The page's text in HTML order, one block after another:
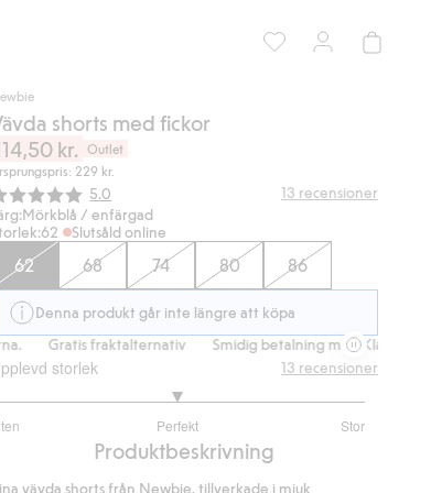
shorts med fickor
kr. Outlet
229 kr.
Snittbetyg:
5.0 13 recensioner
Mörkblå / enfärgad
62 Slutsåld online
62 68 74 80 86
Denna produkt går inte längre att köpa
Gratis fraktalternativ Smidig betalning med Klarna.
storlek
Perfekt Stor
13 recensioner
Produktbeskrivning
vävda shorts från Newbie, tillverkade i mjuk